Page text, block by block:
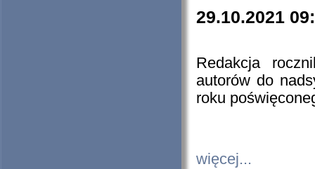
29.10.2021
Redakcja
autorów do
roku
więcej...